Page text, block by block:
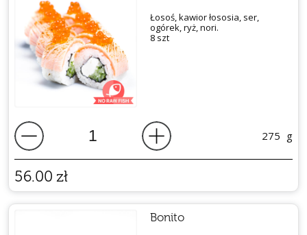
Łosoś, kawior łososia, ser,
ogórek, ryż, nori.
8 szt
275 g
56.00 zł
Bonito